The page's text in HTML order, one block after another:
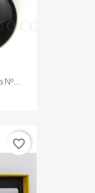
Nº...
favorite_border